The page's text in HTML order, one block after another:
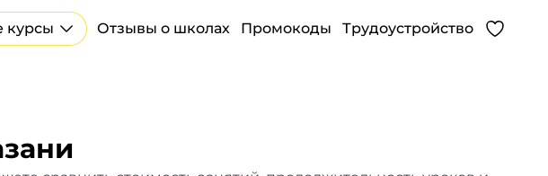
курсы Отзывы о школах Промокоды Трудоустройство